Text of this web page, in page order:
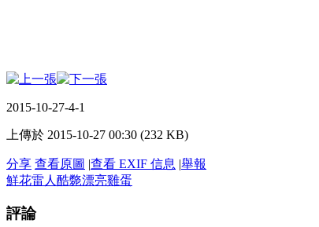
2015-10-27-4-1
上傳於 2015-10-27 00:30 (232 KB)
分享 查看原圖 |查看 EXIF 信息 |舉報
鮮花雷人 酷斃漂亮雞蛋
評論